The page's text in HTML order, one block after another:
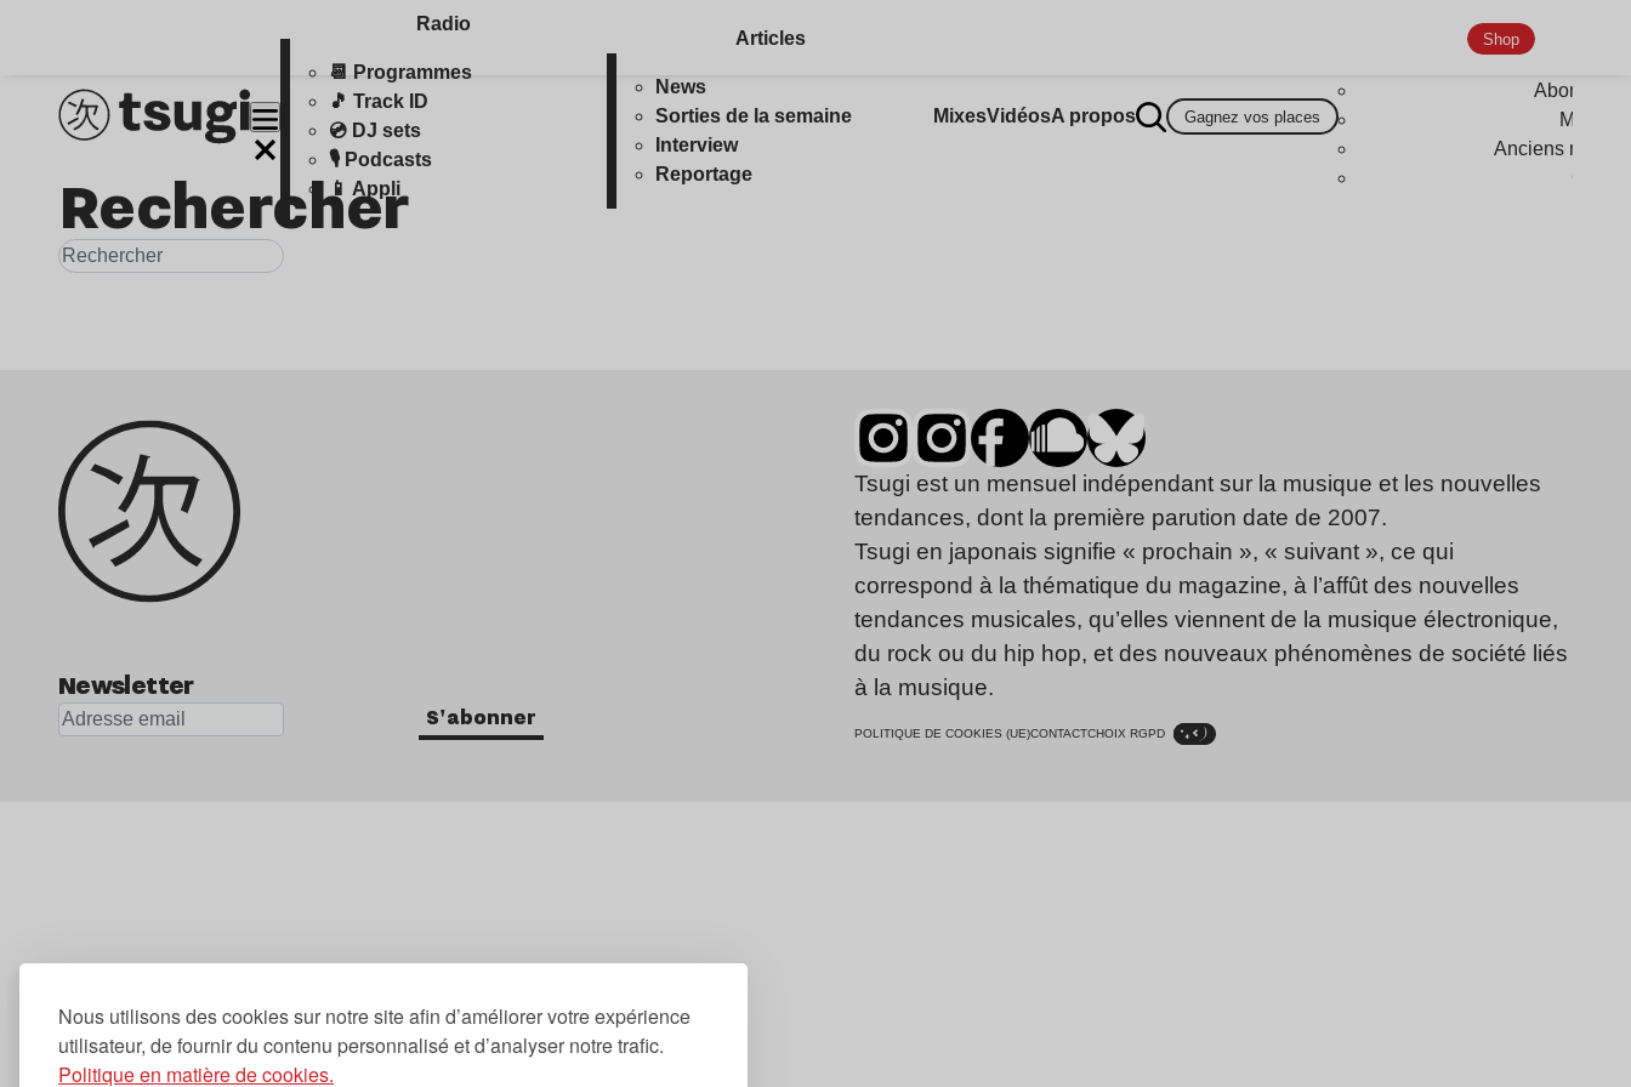
Nous utilisons des cookies sur notre site afin d’améliorer votre expérience
utilisateur, de fournir du contenu personnalisé et d’analyser notre trafic.
Politique en matière de cookies.
Radio
📆 Programmes
🎵 Track ID
💿 DJ sets
🎙️ Podcasts
📱 Appli
Articles
News
Sorties de la semaine
Interview
Reportage
MixesVidéosA propos Gagnez vos places
Shop
Anciens
Rechercher
Newsletter
S'abonner
Tsugi est un mensuel indépendant sur la musique et les nouvelles
tendances, dont la première parution date de 2007.
Tsugi en japonais signifie « prochain », « suivant », ce qui
correspond à la thématique du magazine, à l’affût des nouvelles
tendances musicales, qu’elles viennent de la musique électronique,
du rock ou du hip hop, et des nouveaux phénomènes de société liés
à la musique.
POLITIQUE DE COOKIES (UE)CONTACTCHOIX RGPD